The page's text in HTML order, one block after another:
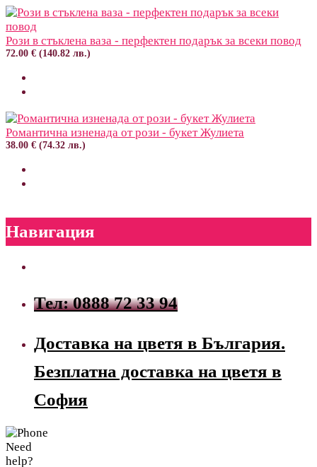
Рози в стъклена ваза - перфектен подарък за всеки повод
72.00 € (140.82 лв.)
Романтична изненада от рози - букет Жулиета
38.00 € (74.32 лв.)
Навигация
Тел: 0888 72 33 94
Доставка на цветя в България.
Безплатна доставка на цветя в
София
Need
help?